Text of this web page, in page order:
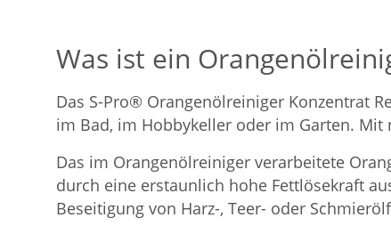
Was ist ein
Das S-Pro® Orangenölreiniger Konzentrat
im Bad, im Hobbykeller oder im Garten.
Das im Orangenölreiniger verarbeitete
durch eine erstaunlich hohe Fettlösekraft
Beseitigung von Harz-, Teer- oder